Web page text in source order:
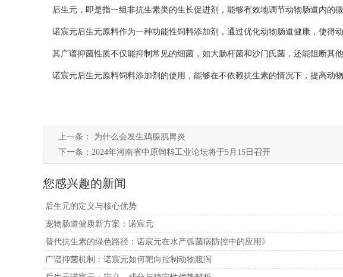
后生元，即是指一组非抗生素类的生长促进剂，能够有效地调节动物肠道内的
诺宸元后生元原料作为一种功能性饲料添加剂，通过优化动物肠道健康，使得
其广谱抑菌性质不仅能抑制常见的细菌，如大肠杆菌和沙门氏菌，还能阻断其
诺宸元后生元原料饲料添加剂的使用，能够在不依赖抗生素的情况下，提高动
上一条： 为什么会发生鸡腺肌胃炎
下一条： 2024年河南省中原饲料工业论坛将于5月15日召开
您感兴趣的新闻
后生元的定义与核心优势
宠物肠道健康新方案：诺宸元
替代抗生素的绿色路径：诺宸元在水产弧菌病防控中的应用》​
广谱抑菌机制：诺宸元如何靶向控制动物腹泻